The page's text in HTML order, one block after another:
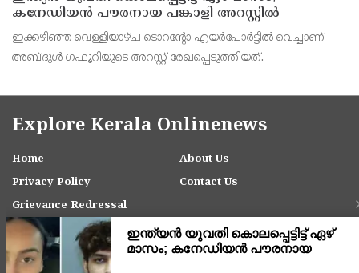
കനേഡിയന്‍ പൗരനായ പങ്കാളി അറസ്റ്റില്‍
ഇക്കഴിഞ്ഞ വെള്ളിയാഴ്ച ടൊറന്റോ എയര്‍പോര്‍ട്ടില്‍ വെച്ചാണ്
അബ്ദുള്‍ ഗഫൂറിയുടെ അറസ്റ്റ് രേഖപ്പെടുത്തിയത്.
Explore Kerala Onlinenews
Home
About Us
Privacy Policy
Contact Us
Grievance Redressal